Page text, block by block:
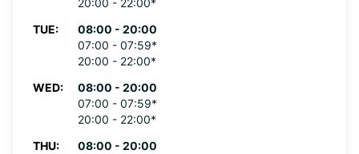
20:00 - 22:00*
TUE:
08:00 - 20:00
07:00 - 07:59*
20:00 - 22:00*
WED:
08:00 - 20:00
07:00 - 07:59*
20:00 - 22:00*
THU:
08:00 - 20:00